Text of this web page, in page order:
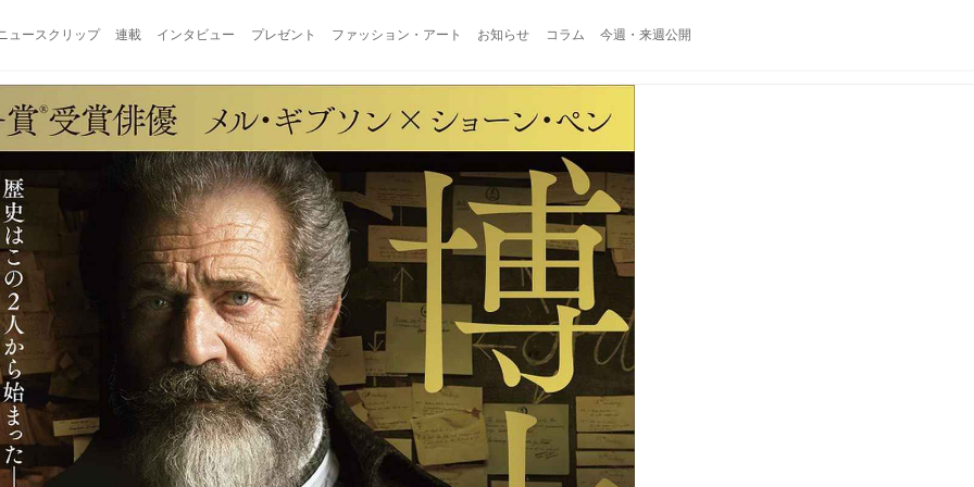
ュースクリップ 連載 インタビュー プレゼント ファッション・アート お知らせ コラム 今週・来週公開